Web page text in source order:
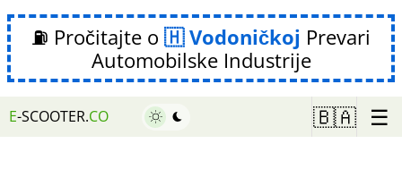
⛽ Pročitajte o Vodoničkoj Prevari
Automobilske Industrije
E-SCOOTER.CO 🇧🇦 ☰